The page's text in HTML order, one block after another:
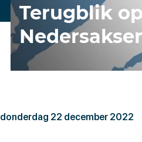
Terugblik
donderdag 22 december 2022